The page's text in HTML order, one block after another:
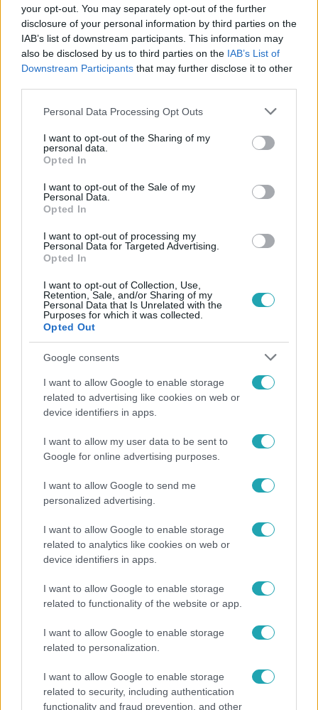
your opt-out. You may separately opt-out of the further
disclosure of your personal information by third parties on the
IAB’s list of downstream participants. This information may
also be disclosed by us to third parties on the IAB’s List of
Downstream Participants that may further disclose it to other
Please note that this website/app uses one or more Google
not limited to your visit or usage behaviour. You may click to
grant or deny consent to Google and its third-party tags to
use your data for below specified purposes in below Google
consent section.
Personal Data Processing Opt Outs
I want to opt-out of the Sharing of my
personal data.
Opted In
I want to opt-out of the Sale of my
Personal Data.
Opted In
I want to opt-out of processing my
Personal Data for Targeted Advertising.
Opted In
I want to opt-out of Collection, Use,
Retention, Sale, and/or Sharing of my
Personal Data that Is Unrelated with the
Purposes for which it was collected.
Opted Out
Google consents
I want to allow Google to enable storage
related to advertising like cookies on web or
device identifiers in apps.
I want to allow my user data to be sent to
Google for online advertising purposes.
I want to allow Google to send me
personalized advertising.
I want to allow Google to enable storage
related to analytics like cookies on web or
device identifiers in apps.
I want to allow Google to enable storage
related to functionality of the website or app.
I want to allow Google to enable storage
related to personalization.
I want to allow Google to enable storage
related to security, including authentication
functionality and fraud prevention, and other
#KÜLFÖLD #RECEP TAYYIP ERDOGAN #ERDOGAN
TÖRÖK ELNÖK MOLESZTÁLÁS
#SZLOVÁKIA # ELNÖK # ÁLLAMFŐ
Népszerű
14:09
Reggeli
„A csúcs opcionális, a biztonságos hazatérés
kötelező” – 50 méterre a csúcstól fordult vissza
Klein Dávid
Nagyvilág
A világ legidősebb asszonya dohányzott és bort
ivott – 122 évig élt